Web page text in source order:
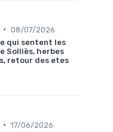
• 08/07/2026
qui sentent les
Solliès, herbes
retour des etes
• 17/06/2026